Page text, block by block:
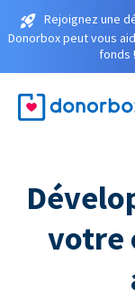
Rejoignez une
Donorbox peut vous
fonds !
votre